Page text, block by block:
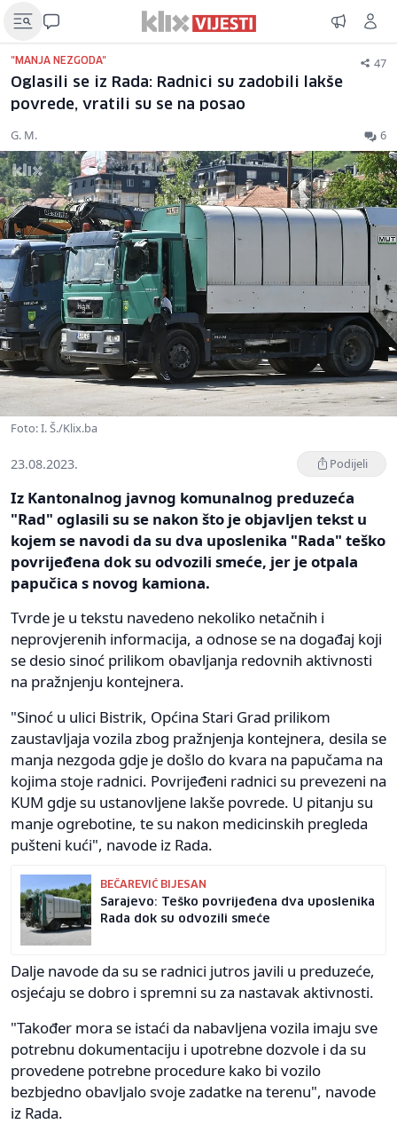
"MANJA NEZGODA" 47
Oglasili se iz Rada: Radnici su zadobili lakše
povrede, vratili su se na posao
G. M. 6
Foto: I. Š./Klix.ba
23.08.2023. Podijeli
Iz Kantonalnog javnog komunalnog preduzeća
"Rad" oglasili su se nakon što je objavljen tekst u
kojem se navodi da su dva uposlenika "Rada" teško
povrijeđena dok su odvozili smeće, jer je otpala
papučica s novog kamiona.
Tvrde je u tekstu navedeno nekoliko netačnih i
neprovjerenih informacija, a odnose se na događaj koji
se desio sinoć prilikom obavljanja redovnih aktivnosti
na pražnjenju kontejnera.
"Sinoć u ulici Bistrik, Općina Stari Grad prilikom
zaustavljaja vozila zbog pražnjenja kontejnera, desila se
manja nezgoda gdje je došlo do kvara na papučama na
kojima stoje radnici. Povrijeđeni radnici su prevezeni na
KUM gdje su ustanovljene lakše povrede. U pitanju su
manje ogrebotine, te su nakon medicinskih pregleda
pušteni kući", navode iz Rada.
BEČAREVIĆ BIJESAN
Sarajevo: Teško povrijeđena dva uposlenika
Rada dok su odvozili smeće
Dalje navode da su se radnici jutros javili u preduzeće,
osjećaju se dobro i spremni su za nastavak aktivnosti.
"Također mora se istaći da nabavljena vozila imaju sve
potrebnu dokumentaciju i upotrebne dozvole i da su
provedene potrebne procedure kako bi vozilo
bezbjedno obavljalo svoje zadatke na terenu", navode
iz Rada.